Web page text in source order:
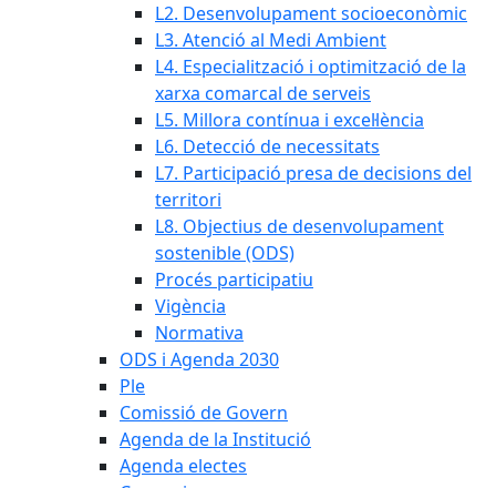
L2. Desenvolupament socioeconòmic
L3. Atenció al Medi Ambient
L4. Especialització i optimització de la
xarxa comarcal de serveis
L5. Millora contínua i excel·lència
L6. Detecció de necessitats
L7. Participació presa de decisions del
territori
L8. Objectius de desenvolupament
sostenible (ODS)
Procés participatiu
Vigència
Normativa
ODS i Agenda 2030
Ple
Comissió de Govern
Agenda de la Institució
Agenda electes